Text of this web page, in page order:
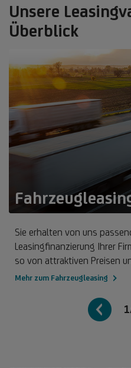
Unsere
Überblick
Sie erhalten von uns
Leasingfinanzierung Ihrer
so von attraktiven Preisen
Mehr zum Fahrzeugleasing